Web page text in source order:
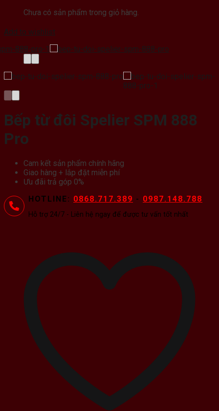
Chưa có sản phẩm trong giỏ hàng.
Add to wishlist
Bếp từ đôi Spelier SPM 888
Pro
Cam kết sản phẩm chính hãng
Giao hàng + lắp đặt miễn phí
Ưu đãi trả góp 0%
HOTLINE: 0868.717.389 - 0987.148.788
Hỗ trợ 24/7 - Liên hệ ngay để được tư vấn tốt nhất